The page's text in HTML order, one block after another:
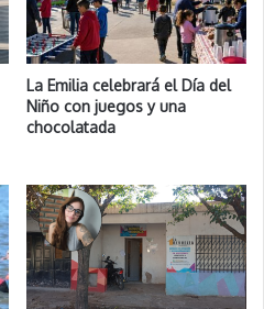
La Emilia celebrará el Día del
Niño con juegos y una
chocolatada